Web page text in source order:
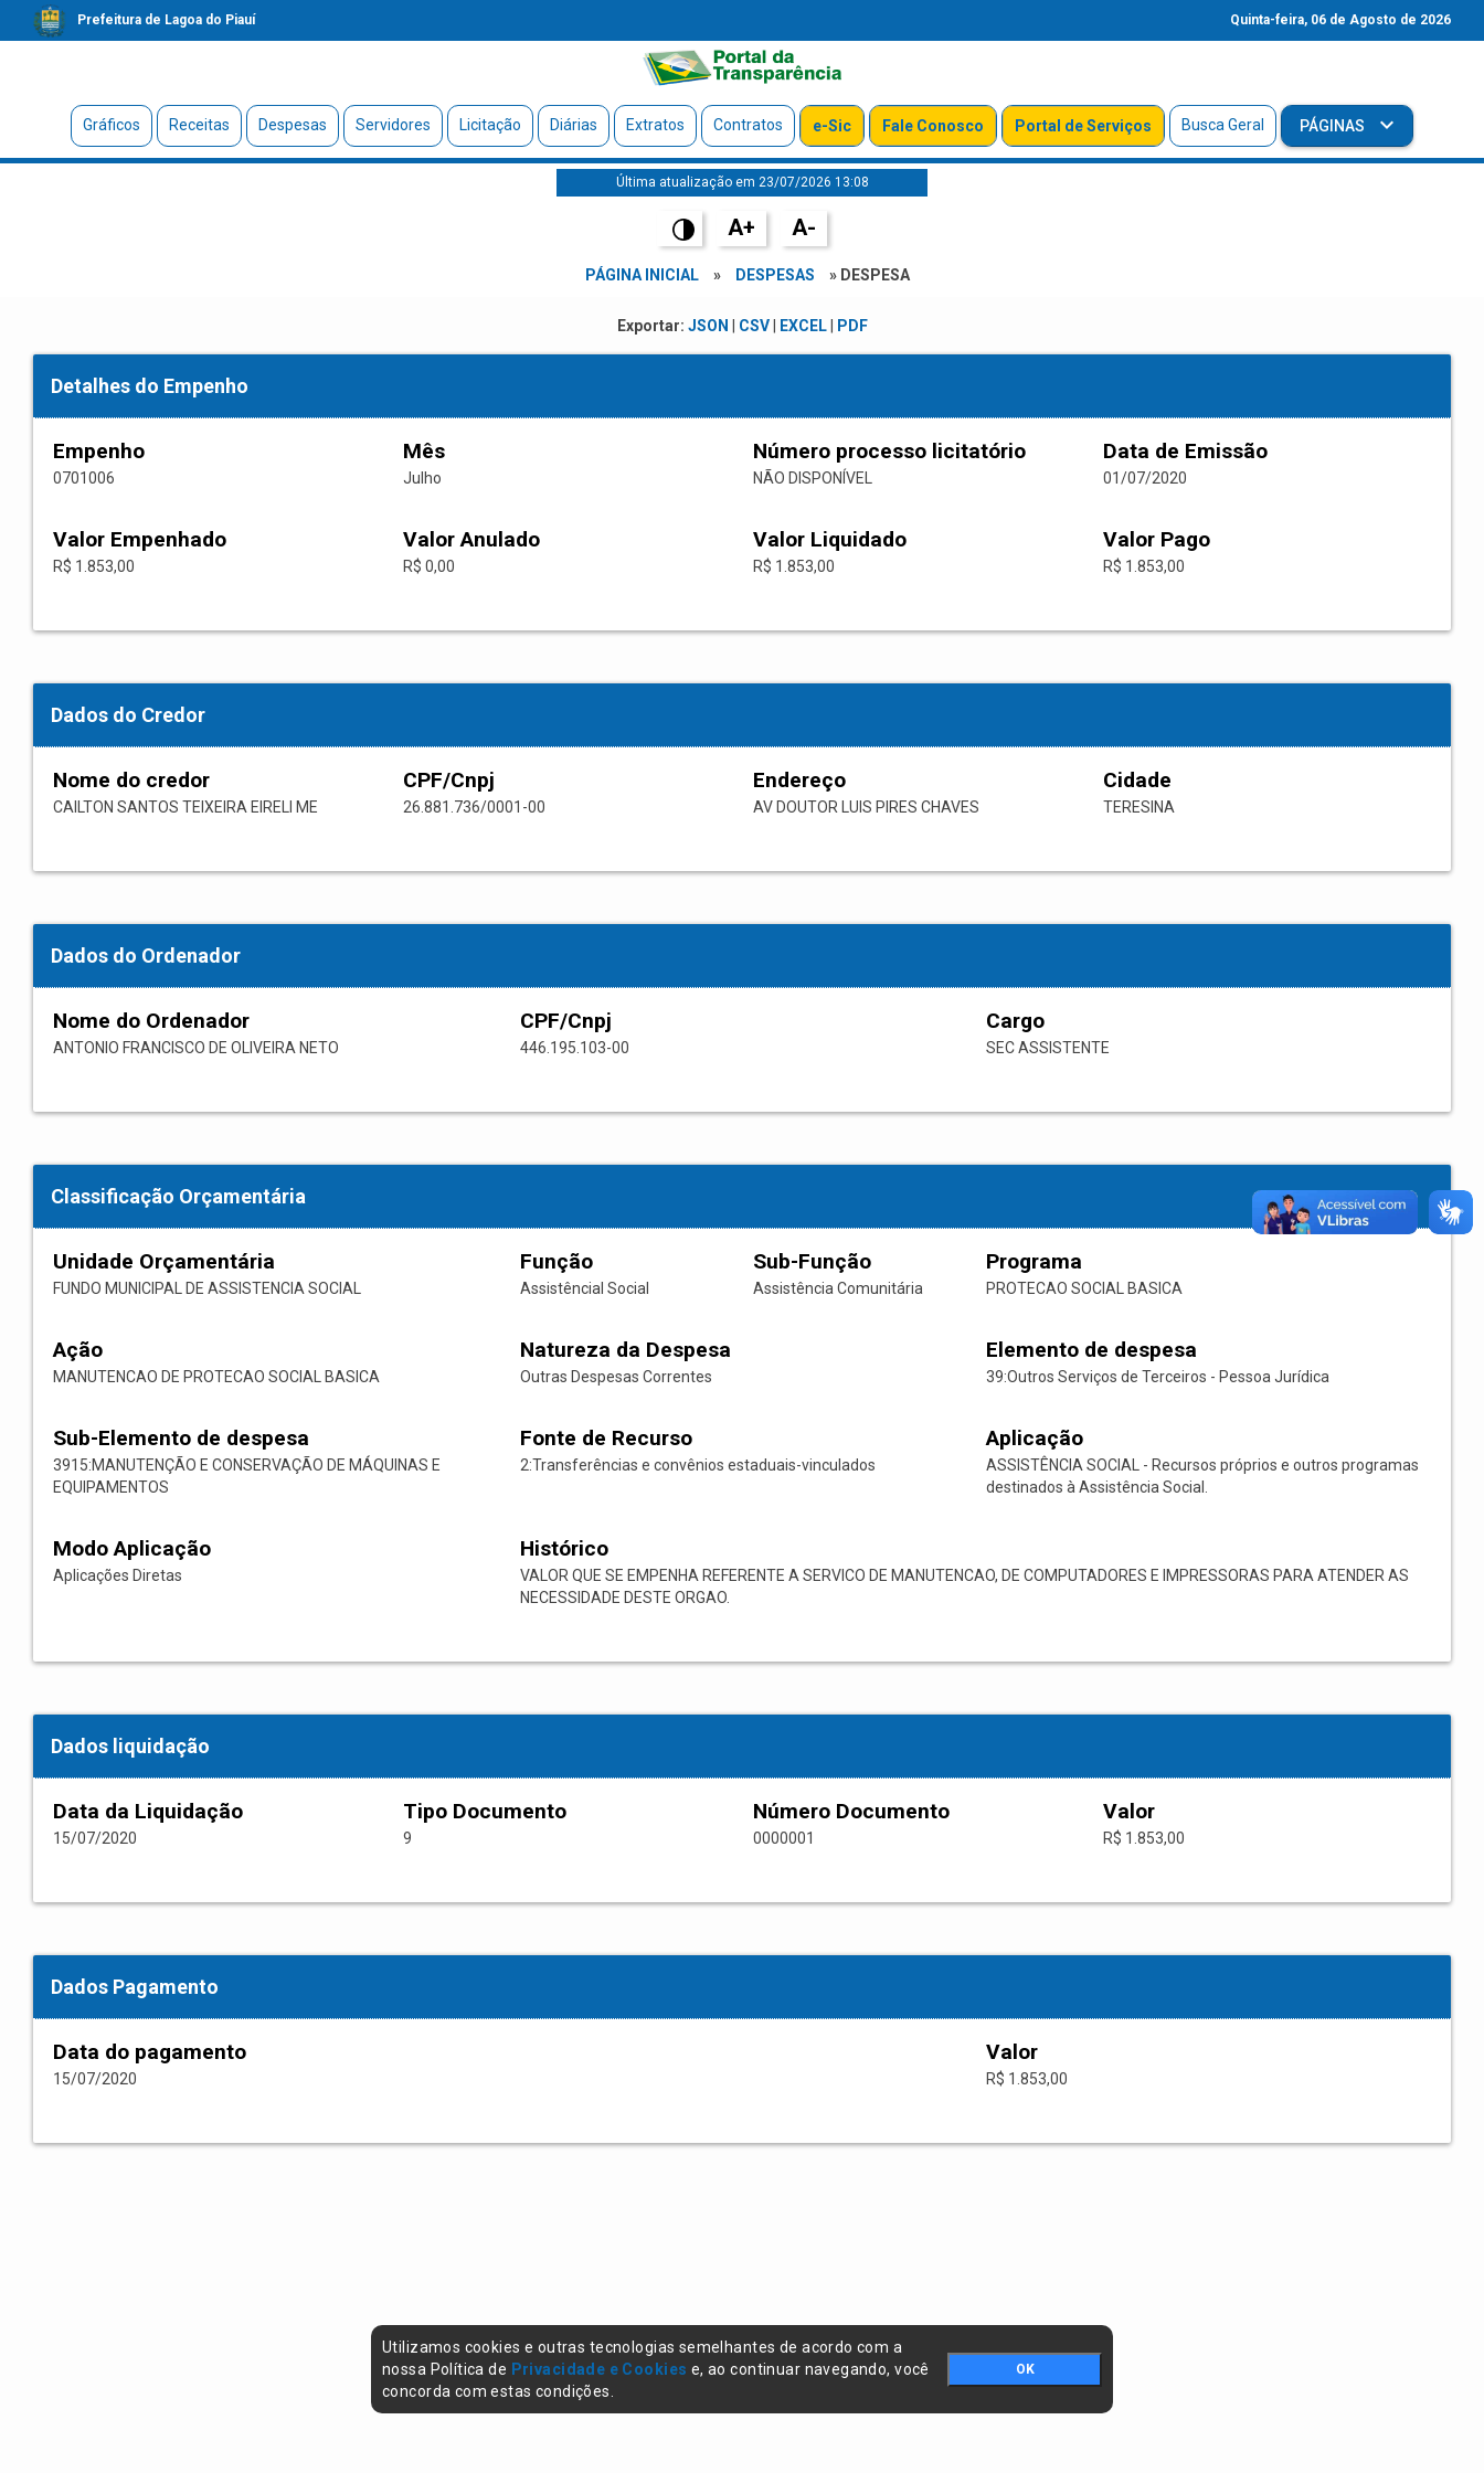
Prefeitura de Lagoa do Piauí Quinta-feira, 06 de Agosto de 2026
Gráficos Receitas Despesas Servidores Licitação Diárias Extratos Contratos e-Sic Fale Conosco Portal de Serviços Busca Geral PÁGINAS
Última atualização em 23/07/2026 13:08
A+ A-
PÁGINA INICIAL » DESPESAS » DESPESA
Exportar: JSON CSV| EXCEL| PDF
Detalhes do Empenho
Empenho
0701006
Mês
Julho
Número processo licitatório
NÃO DISPONÍVEL
Data de Emissão
01/07/2020
Valor Empenhado
R$ 1.853,00
Valor Anulado
R$ 0,00
Valor Liquidado
R$ 1.853,00
Valor Pago
R$ 1.853,00
Dados do Credor
Nome do credor
CAILTON SANTOS TEIXEIRA EIRELI ME
CPF/Cnpj
26.881.736/0001-00
Endereço
AV DOUTOR LUIS PIRES CHAVES
Cidade
TERESINA
Dados do Ordenador
Nome do Ordenador
ANTONIO FRANCISCO DE OLIVEIRA NETO
CPF/Cnpj
446.195.103-00
Cargo
SEC ASSISTENTE
Classificação Orçamentária
Unidade Orçamentária
FUNDO MUNICIPAL DE ASSISTENCIA SOCIAL
Função
Assistêncial Social
Sub-Função
Assistência Comunitária
Programa
PROTECAO SOCIAL BASICA
Ação
MANUTENCAO DE PROTECAO SOCIAL BASICA
Natureza da Despesa
Outras Despesas Correntes
Elemento de despesa
39:Outros Serviços de Terceiros - Pessoa Jurídica
Sub-Elemento de despesa
3915:MANUTENÇÃO E CONSERVAÇÃO DE MÁQUINAS E
EQUIPAMENTOS
Fonte de Recurso
2:Transferências e convênios estaduais-vinculados
Aplicação
ASSISTÊNCIA SOCIAL - Recursos próprios e outros programas
destinados à Assistência Social.
Modo Aplicação
Aplicações Diretas
Histórico
VALOR QUE SE EMPENHA REFERENTE A SERVICO DE MANUTENCAO, DE COMPUTADORES E IMPRESSORAS PARA ATENDER AS
NECESSIDADE DESTE ORGAO.
Dados liquidação
Data da Liquidação
15/07/2020
Tipo Documento
9
Número Documento
0000001
Valor
R$ 1.853,00
Dados Pagamento
Data do pagamento
15/07/2020
Valor
R$ 1.853,00
Utilizamos cookies e outras tecnologias semelhantes de acordo com a
nossa Política de Privacidade e Cookies e, ao continuar navegando, você
concorda com estas condições.
OK